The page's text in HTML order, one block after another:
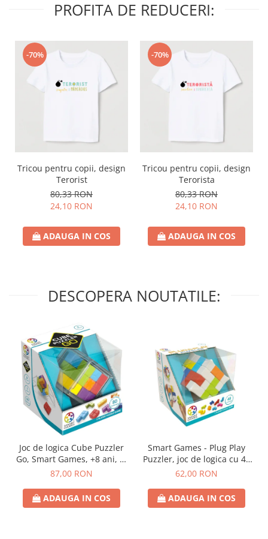
PROFITA DE REDUCERI:
-70%
Tricou pentru copii, design
Terorist
80,33 RON
24,10 RON
ADAUGA IN COS
-70%
Tricou pentru copii, design
Terorista
80,33 RON
24,10 RON
ADAUGA IN COS
DESCOPERA NOUTATILE:
Joc de logica Cube Puzzler
Go, Smart Games, +8 ani, lb
romana
87,00 RON
ADAUGA IN COS
Smart Games - Plug Play
Puzzler, joc de logica cu 48
de provocari, 6+ ani, lb
62,00 RON
ADAUGA IN COS